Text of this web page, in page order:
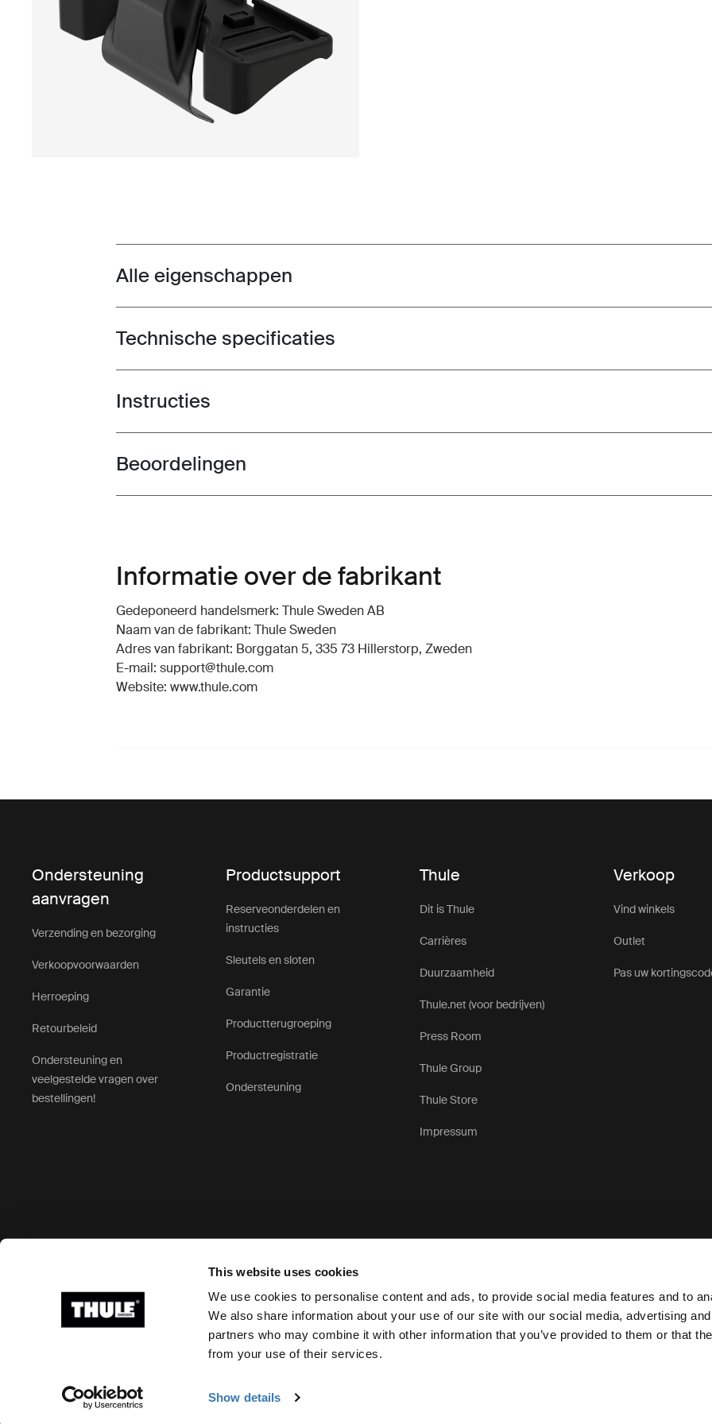
This website uses cookies
We use cookies to personalise content and ads, to provide social media features and to
We also share information about your use of our site with our social media, advertising
partners who may combine it with other information that you’ve provided to them or that
from your use of their services.
Show details
Toggle features
Alle eigenschappen
Toggle techspec
Technische specificaties
Toggle guides and instructions
Instructies
Toggle overview
Beoordelingen
Informatie over de fabrikant
Gedeponeerd handelsmerk: Thule Sweden AB
Naam van de fabrikant: Thule Sweden
Adres van fabrikant: Borggatan 5, 335 73 Hillerstorp, Zweden
E-mail: support@thule.com
Website: www.thule.com
Ondersteuning
aanvragen
Verzending en bezorging
Verkoopvoorwaarden
Herroeping
Retourbeleid
Ondersteuning en
veelgestelde vragen over
bestellingen!
Productsupport
Reserveonderdelen en
instructies
Sleutels en sloten
Garantie
Productterugroeping
Productregistratie
Ondersteuning
Thule
Dit is Thule
Carrières
Duurzaamheid
Thule.net (voor bedrijven)
Press Room
Thule Group
Thule Store
Impressum
Verkoop
Vind winkels
Outlet
Pas uw
Ⓒ 2026 Thule Group. Alle rechten voorbehouden